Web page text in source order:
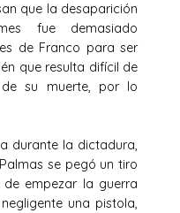
que la desaparición
fue demasiado
de Franco para ser
que resulta difícil de
su muerte, por lo
durante la dictadura,
se pegó un tiro
empezar la guerra
una pistola,